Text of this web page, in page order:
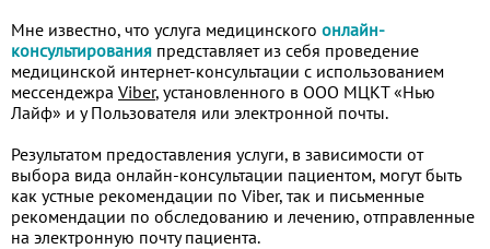
Мне известно, что услуга медицинского онлайн-
консультирования представляет из себя проведение
медицинской интернет-консультации с использованием
мессендежра Viber, установленного в ООО МЦКТ «Нью
Лайф» и у Пользователя или электронной почты.
Результатом предоставления услуги, в зависимости от
выбора вида онлайн-консультации пациентом, могут быть
как устные рекомендации по Viber, так и письменные
рекомендации по обследованию и лечению, отправленные
на электронную почту пациента.